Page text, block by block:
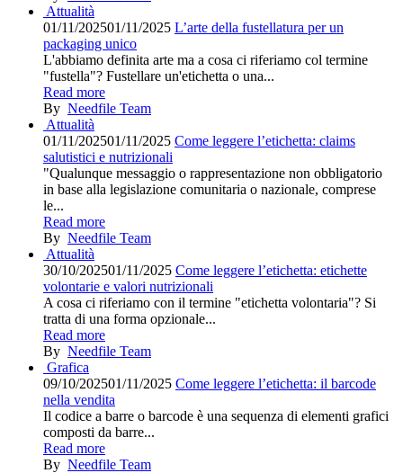
Attualità
01/11/202501/11/2025 L’arte della fustellatura per un
packaging unico
L'abbiamo definita arte ma a cosa ci riferiamo col termine
"fustella"? Fustellare un'etichetta o una...
Read more
By Needfile Team
Attualità
01/11/202501/11/2025 Come leggere l’etichetta: claims
salutistici e nutrizionali
"Qualunque messaggio o rappresentazione non obbligatorio
in base alla legislazione comunitaria o nazionale, comprese
le...
Read more
By Needfile Team
Attualità
30/10/202501/11/2025 Come leggere l’etichetta: etichette
volontarie e valori nutrizionali
A cosa ci riferiamo con il termine "etichetta volontaria"? Si
tratta di una forma opzionale...
Read more
By Needfile Team
Grafica
09/10/202501/11/2025 Come leggere l’etichetta: il barcode
nella vendita
Il codice a barre o barcode è una sequenza di elementi grafici
composti da barre...
Read more
By Needfile Team